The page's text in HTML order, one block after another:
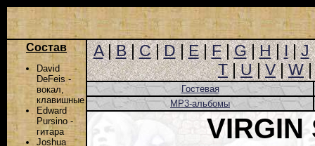
Состав
David
DeFeis -
вокал,
клавишные
Edward
Pursino -
гитара
Joshua
A|B|C|D|E|F|G|H|I|J
T|U|V|W
Гостевая
MP3-альбомы
VIRGIN